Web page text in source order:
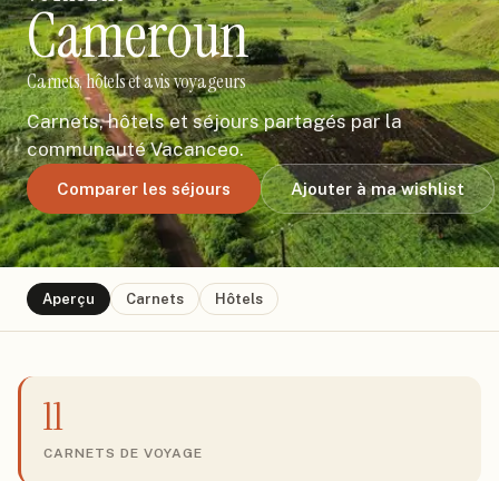
Cameroun
Carnets, hôtels et avis voyageurs
Carnets, hôtels et séjours partagés par la
communauté Vacanceo.
Comparer les séjours Ajouter à ma wishlist
Aperçu Carnets Hôtels
11
CARNETS DE VOYAGE